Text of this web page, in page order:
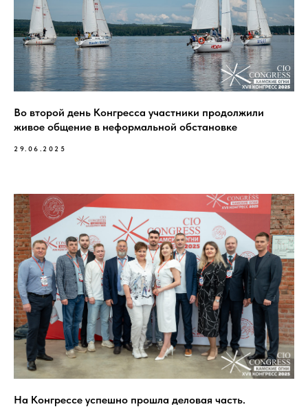
Во второй день Конгресса участники продолжили
живое общение в неформальной обстановке
29.06.2025
На Конгрессе успешно прошла деловая часть.